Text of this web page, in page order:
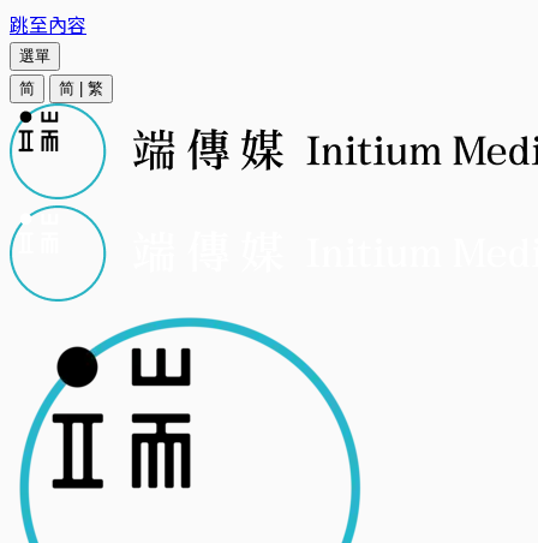
跳至內容
選單
简
简 繁